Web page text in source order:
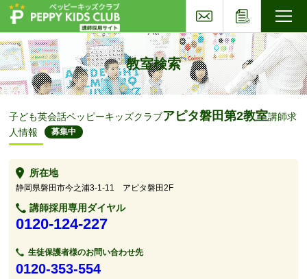
教室検索
子ども英会話ペッピーキッズクラブアピタ磐田第2教室講師求
人情報
募集中
所在地
静岡県磐田市今之浦3-1-11 アピタ磐田2F
講師採用専用ダイヤル
0120-124-227
生徒保護者様のお問い合わせ先
0120-353-554